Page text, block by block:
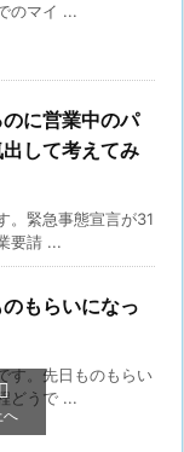
のマイ ...
に営業中のパ
して考えてみ
。緊急事態宣言が31
要請 ...
もらいになっ
す。先日ものもらい
どうで ...
へ